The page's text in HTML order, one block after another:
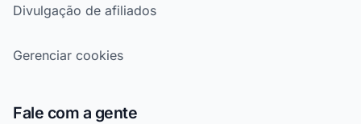
Divulgação de afiliados
Gerenciar cookies
Fale com a gente